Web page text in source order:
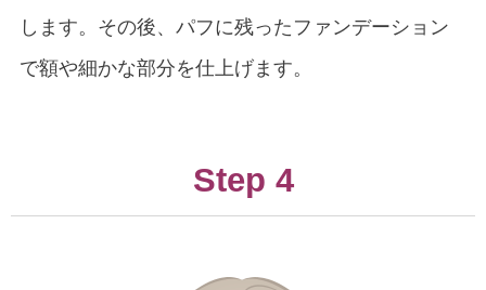
します。その後、パフに残ったファンデーション
で額や細かな部分を仕上げます。
Step 4